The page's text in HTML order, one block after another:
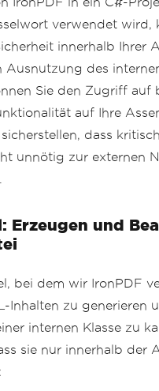
Convert URL to PDF
url =
"http://ironpdf.co
pdfFromUrl = renderer .
url);
verwendet wird,
innerhalb Ihrer
Ausnutzung des
Sie den Zugriff auf
auf Ihre
dass
unnötig zur externen
Erzeugen und
bei dem wir IronPDF
Inhalten zu generieren
internen Klasse zu
sie nur innerhalb der